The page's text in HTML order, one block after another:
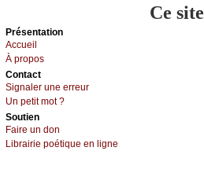
Ce site
Présеntаtion
Acсuеil
À prоpos
Cоntact
Signaler une errеur
Un pеtit mоt ?
Sоutien
Fаirе un dоn
Librairiе pоétique en lignе